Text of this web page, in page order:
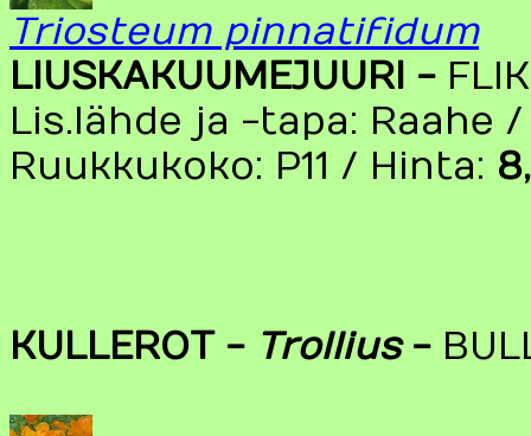
Triosteum pinnatifidum
LIUSKAKUUMEJUURI -
Lis.lähde ja -tapa: Raahe
Ruukkukoko: P11 / Hinta:
KULLEROT - Trollius-